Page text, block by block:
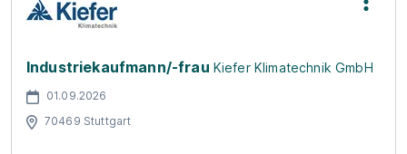
Industriekaufmann/-frau Kiefer Klimatechnik GmbH
01.09.2026
70469 Stuttgart